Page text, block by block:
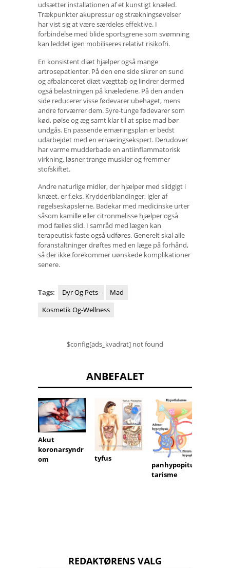
udsætter installationen af ​​et kunstigt knæled.
Trækpunkter akupressur og strækningsøvelser
har vist sig at være særdeles effektive. I
forbindelse med blide sportsgrene som svømning
kan leddet igen mobiliseres relativt risikofri.
En konsistent diæt hjælper også mange
artrosepatienter. På den ene side sikrer en sund
og afbalanceret diæt vægttab og lindrer dermed
også belastningen på knæledene. På den anden
side reducerer visse fødevarer ubehaget, mens
andre forværrer dem. Syre-tunge fødevarer som
kød, pølse og æg samt klar til at spise mad bør
undgås. En passende ernæringsplan er bedst
udarbejdet med en ernæringsekspert. Derudover
har varme mudderbade en antiinflammatorisk
virkning, løsner trange muskler og fremmer
stofskiftet.
Andre naturlige midler, der hjælper med slidgigt i
knæet, er f.eks. Krydderiblandinger, igler af
røgelseskapslerne. Badekar med medicinske urter
såsom kamille eller citronmelisse hjælper også
mod fælles slid. I samråd med lægen kan
terapeutisk faste også udføres. Generelt skal alle
foranstaltninger drøftes med en læge på forhånd,
så der ikke forekommer uønskede komplikationer
senere.
Tags: Dyr Og Pets-
Mad
Kosmetik Og-Wellness
$config[ads_kvadrat] not found
ANBEFALET
Akut
koronarsyndr
om
tyfus
panhypopitui
tarisme
REDAKTØRENS VALG